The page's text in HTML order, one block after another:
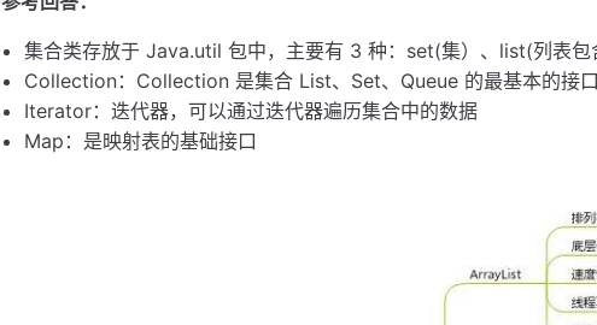
集合类存放于 Java.util 包中，主要有 3 种：set(集）、list(列表包
Collection：Collection 是集合 List、Set、Queue 的最基本的接口
Iterator：迭代器，可以通过迭代器遍历集合中的数据
Map：是映射表的基础接口